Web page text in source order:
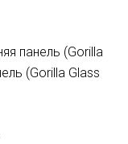
панель (Gorilla
(Gorilla Glass